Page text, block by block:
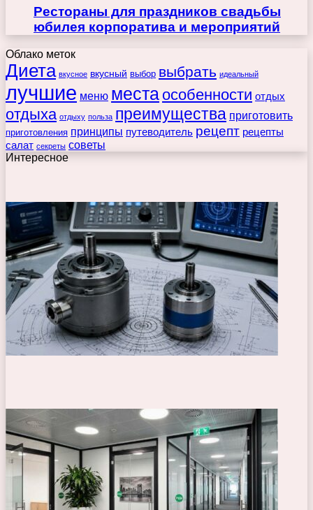
Рестораны для праздников свадьбы
юбилея корпоратива и мероприятий
Облако меток
Диета вкусное вкусный выбор выбрать идеальный
лучшие меню места особенности отдых
отдыха отдыху польза преимущества приготовить
приготовления принципы путеводитель рецепт рецепты
салат секреты советы
Интересное